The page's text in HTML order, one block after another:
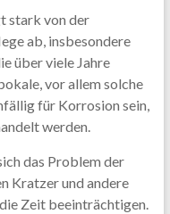
stark von der
ab, insbesondere
über viele Jahre
vor allem solche
für Korrosion sein,
werden.
das Problem der
Kratzer und andere
Zeit beeinträchtigen.